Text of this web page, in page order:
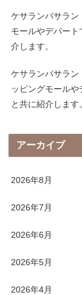
ケサランパサラ
モールやデパー
介します。
ケサランパサラン
ッピングモール
と共に紹介します
アーカイブ
2026年8月
2026年7月
2026年6月
2026年5月
2026年4月